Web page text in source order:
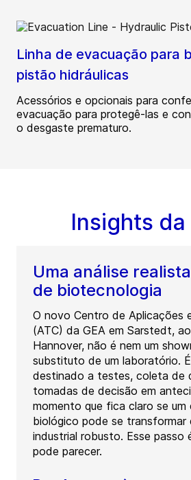
Linha de evacuação para
pistão hidráulicas
Acessórios e opcionais para
evacuação para protegê-las e
o desgaste prematuro.
Insights da
Uma análise
de biotecnologia
O novo Centro de Aplicações
(ATC) da GEA em Sarstedt,
Hannover, não é nem um
substituto de um laboratório.
destinado a testes, coleta de
tomadas de decisão em
momento que fica claro se
biológico pode se transformar
industrial robusto. Esse passo
pode parecer.